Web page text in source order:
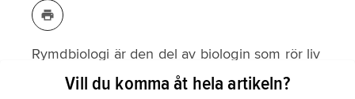
Rymdbiologi är den del av biologin som rör liv
utanför jorden. I rymdbiologin försöker man ta
Vill du komma åt hela artikeln?